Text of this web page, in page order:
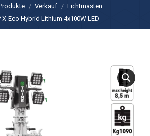
Verkauf
Lichtmasten
X-Eco Hybrid Lithium 4x100W LED